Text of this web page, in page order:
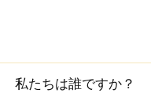
私たちは誰ですか？